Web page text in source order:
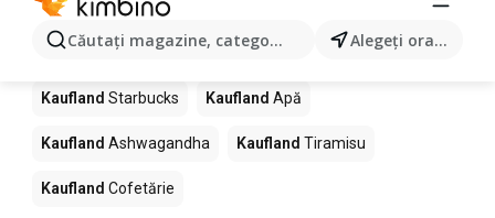
Căutaţi magazine, categorii, produse... Alegeţi oraşul
Alte produse în magazine Kaufland
Kaufland Pizza Kaufland Mango KauflandLEGO
Kaufland Starbucks Kaufland Apă
Kaufland Ashwagandha Kaufland Tiramisu
Kaufland Cofetărie